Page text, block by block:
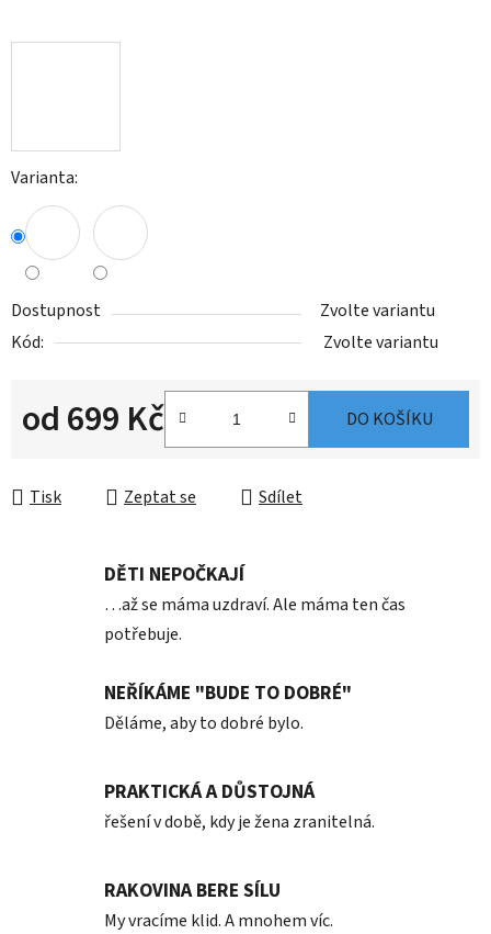
Varianta:
Dostupnost
Zvolte variantu
Kód:
Zvolte variantu
od699 Kč DO KOŠÍKU
Tisk Zeptat se Sdílet
DĚTI NEPOČKAJÍ
…až se máma uzdraví. Ale máma ten čas
potřebuje.
NEŘÍKÁME "BUDE TO DOBRÉ"
Děláme, aby to dobré bylo.
PRAKTICKÁ A DŮSTOJNÁ
řešení v době, kdy je žena zranitelná.
RAKOVINA BERE SÍLU
My vracíme klid. A mnohem víc.